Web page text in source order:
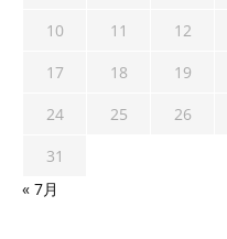
10
11 12
17
18 19
24
25 26
31
« 7月